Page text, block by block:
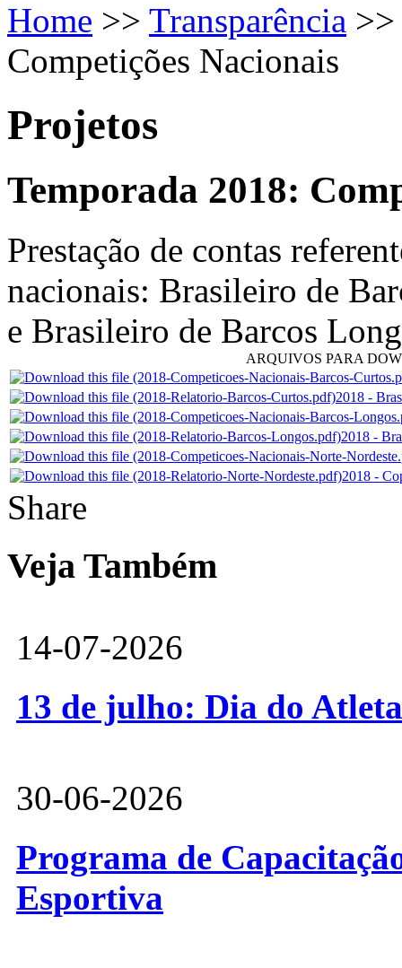
Home >> Transparência
Competições Nacionais
Projetos
Temporada 2018:
Prestação de contas
nacionais: Brasileiro de
e Brasileiro de Barcos
ARQUIVOS PARA
2018 -
2018 -
2018 -
Share
Veja Também
14-07-2026
13 de julho: Dia do
30-06-2026
Programa de
Esportiva